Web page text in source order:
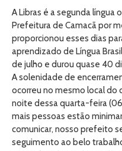
A Libras é a segunda língua
Prefeitura de Camacã por
proporcionou esses dias
aprendizado de Língua
de julho e durou quase 40
A solenidade de
ocorreu no mesmo local do
noite dessa quarta-feira
mais pessoas estão
comunicar, nosso prefeito
seguimento ao belo